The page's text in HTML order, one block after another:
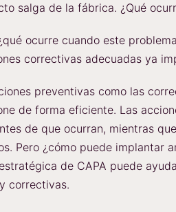
salga de la fábrica. ¿Qué
ocurre cuando este
correctivas adecuadas ya
preventivas como las
de forma eficiente. Las
de que ocurran, mientras
Pero ¿cómo puede implantar
de CAPA puede
correctivas.